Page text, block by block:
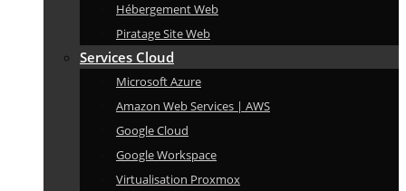
Hébergement Web
Piratage Site Web
Services Cloud
Microsoft Azure
Amazon Web Services | AWS
Google Cloud
Google Workspace
Virtualisation Proxmox